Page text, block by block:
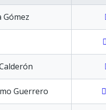
Gómez
Guerrero